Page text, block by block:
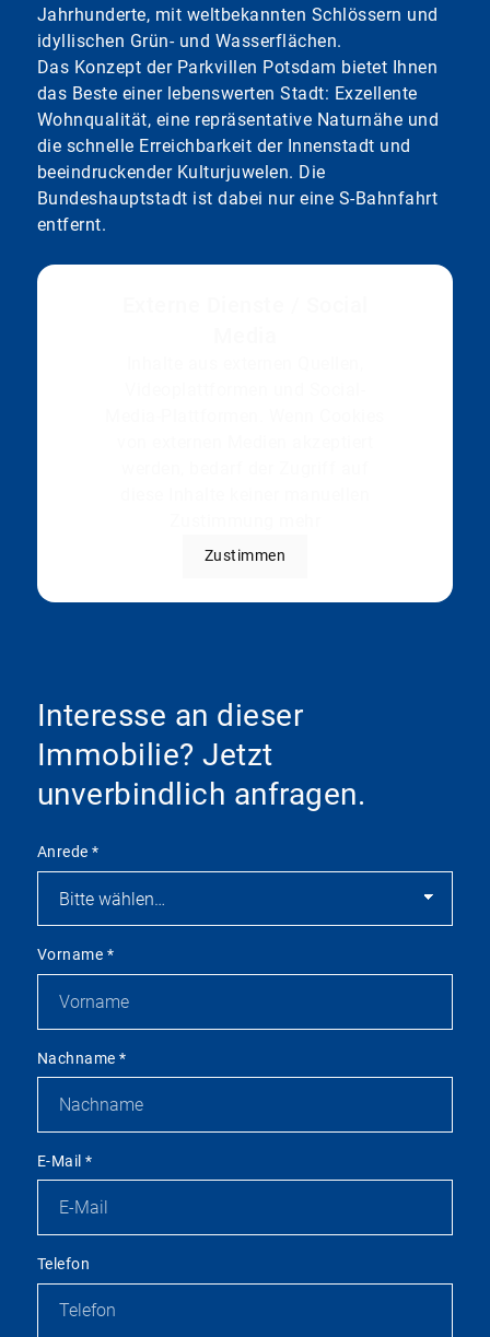
Jahrhunderte, mit weltbekannten Schlössern und
idyllischen Grün- und Wasserflächen.
Das Konzept der Parkvillen Potsdam bietet Ihnen
das Beste einer lebenswerten Stadt: Exzellente
Wohnqualität, eine repräsentative Naturnähe und
die schnelle Erreichbarkeit der Innenstadt und
beeindruckender Kulturjuwelen. Die
Bundeshauptstadt ist dabei nur eine S-Bahnfahrt
entfernt.
Zustimmen
Interesse an dieser
Immobilie? Jetzt
unverbindlich anfragen.
Anrede*
Vorname *
Nachname*
E-Mail*
Telefon